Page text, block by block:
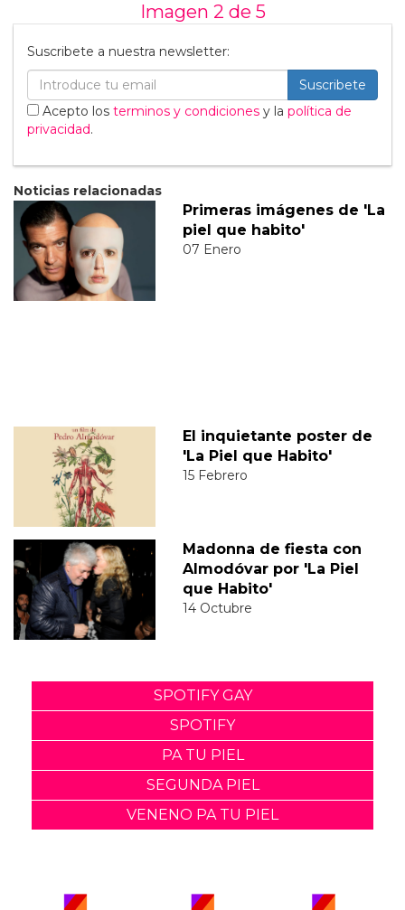
Imagen 2 de 5
Suscribete a nuestra newsletter:
Suscribete
Acepto los terminos y condiciones y la política de
privacidad.
Noticias relacionadas
Primeras imágenes de 'La
piel que habito'
07 Enero
El inquietante poster de
'La Piel que Habito'
15 Febrero
Madonna de fiesta con
Almodóvar por 'La Piel
que Habito'
14 Octubre
SPOTIFY GAY
SPOTIFY
PA TU PIEL
SEGUNDA PIEL
VENENO PA TU PIEL